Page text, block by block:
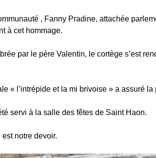
, Fanny Pradine, attachée
à cet hommage.
par le père Valentin, le cortège s’est
« l’intrépide et la mi brivoise » a assuré
servi à la salle des fêtes de Saint Haon.
notre devoir.